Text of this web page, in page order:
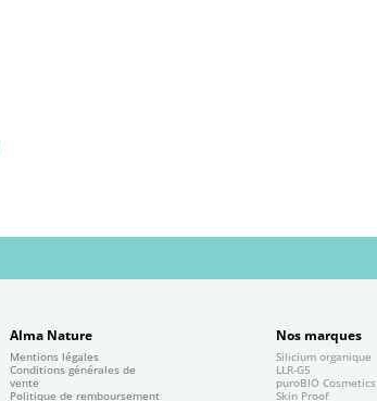
Alma Nature
Mentions légales
Conditions générales de
vente
Politique de remboursement
Nos marques
Silicium organique
LLR-G5
puroBIO Cosmetics
Skin Proof